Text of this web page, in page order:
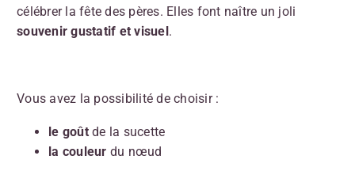
célébrer la fête des pères. Elles font naître un joli
souvenir gustatif et visuel.
Vous avez la possibilité de choisir :
le goût de la sucette
la couleur du nœud